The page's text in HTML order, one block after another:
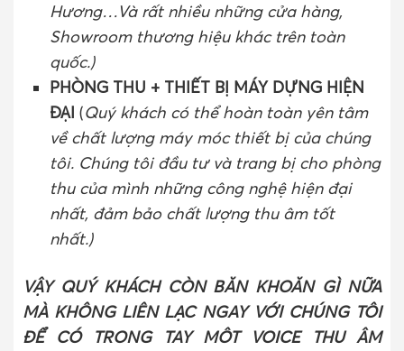
Hương…Và rất nhiều những cửa hàng,
Showroom thương hiệu khác trên toàn
quốc.)
PHÒNG THU + THIẾT BỊ MÁY DỰNG HIỆN
ĐẠI (Quý khách có thể hoàn toàn yên tâm
về chất lượng máy móc thiết bị của chúng
tôi. Chúng tôi đầu tư và trang bị cho phòng
thu của mình những công nghệ hiện đại
nhất, đảm bảo chất lượng thu âm tốt
nhất.)
VẬY QUÝ KHÁCH CÒN BĂN KHOĂN GÌ NỮA
MÀ KHÔNG LIÊN LẠC NGAY VỚI CHÚNG TÔI
ĐỂ CÓ TRONG TAY MÔT VOICE THU ÂM